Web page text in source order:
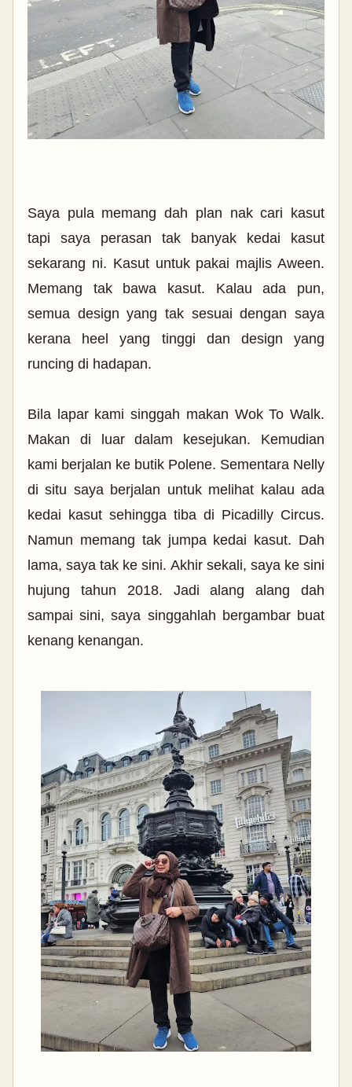
Saya pula memang dah plan nak cari kasut
tapi saya perasan tak banyak kedai kasut
sekarang ni. Kasut untuk pakai majlis Aween.
Memang tak bawa kasut. Kalau ada pun,
semua design yang tak sesuai dengan saya
kerana heel yang tinggi dan design yang
runcing di hadapan.
Bila lapar kami singgah makan Wok To Walk.
Makan di luar dalam kesejukan. Kemudian
kami berjalan ke butik Polene. Sementara Nelly
di situ saya berjalan untuk melihat kalau ada
kedai kasut sehingga tiba di Picadilly Circus.
Namun memang tak jumpa kedai kasut. Dah
lama, saya tak ke sini. Akhir sekali, saya ke sini
hujung tahun 2018. Jadi alang alang dah
sampai sini, saya singgahlah bergambar buat
kenang kenangan.